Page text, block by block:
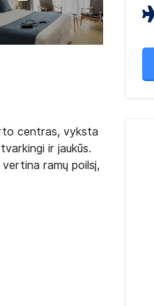
centras, vyksta
ir jaukūs.
ramų poilsį,